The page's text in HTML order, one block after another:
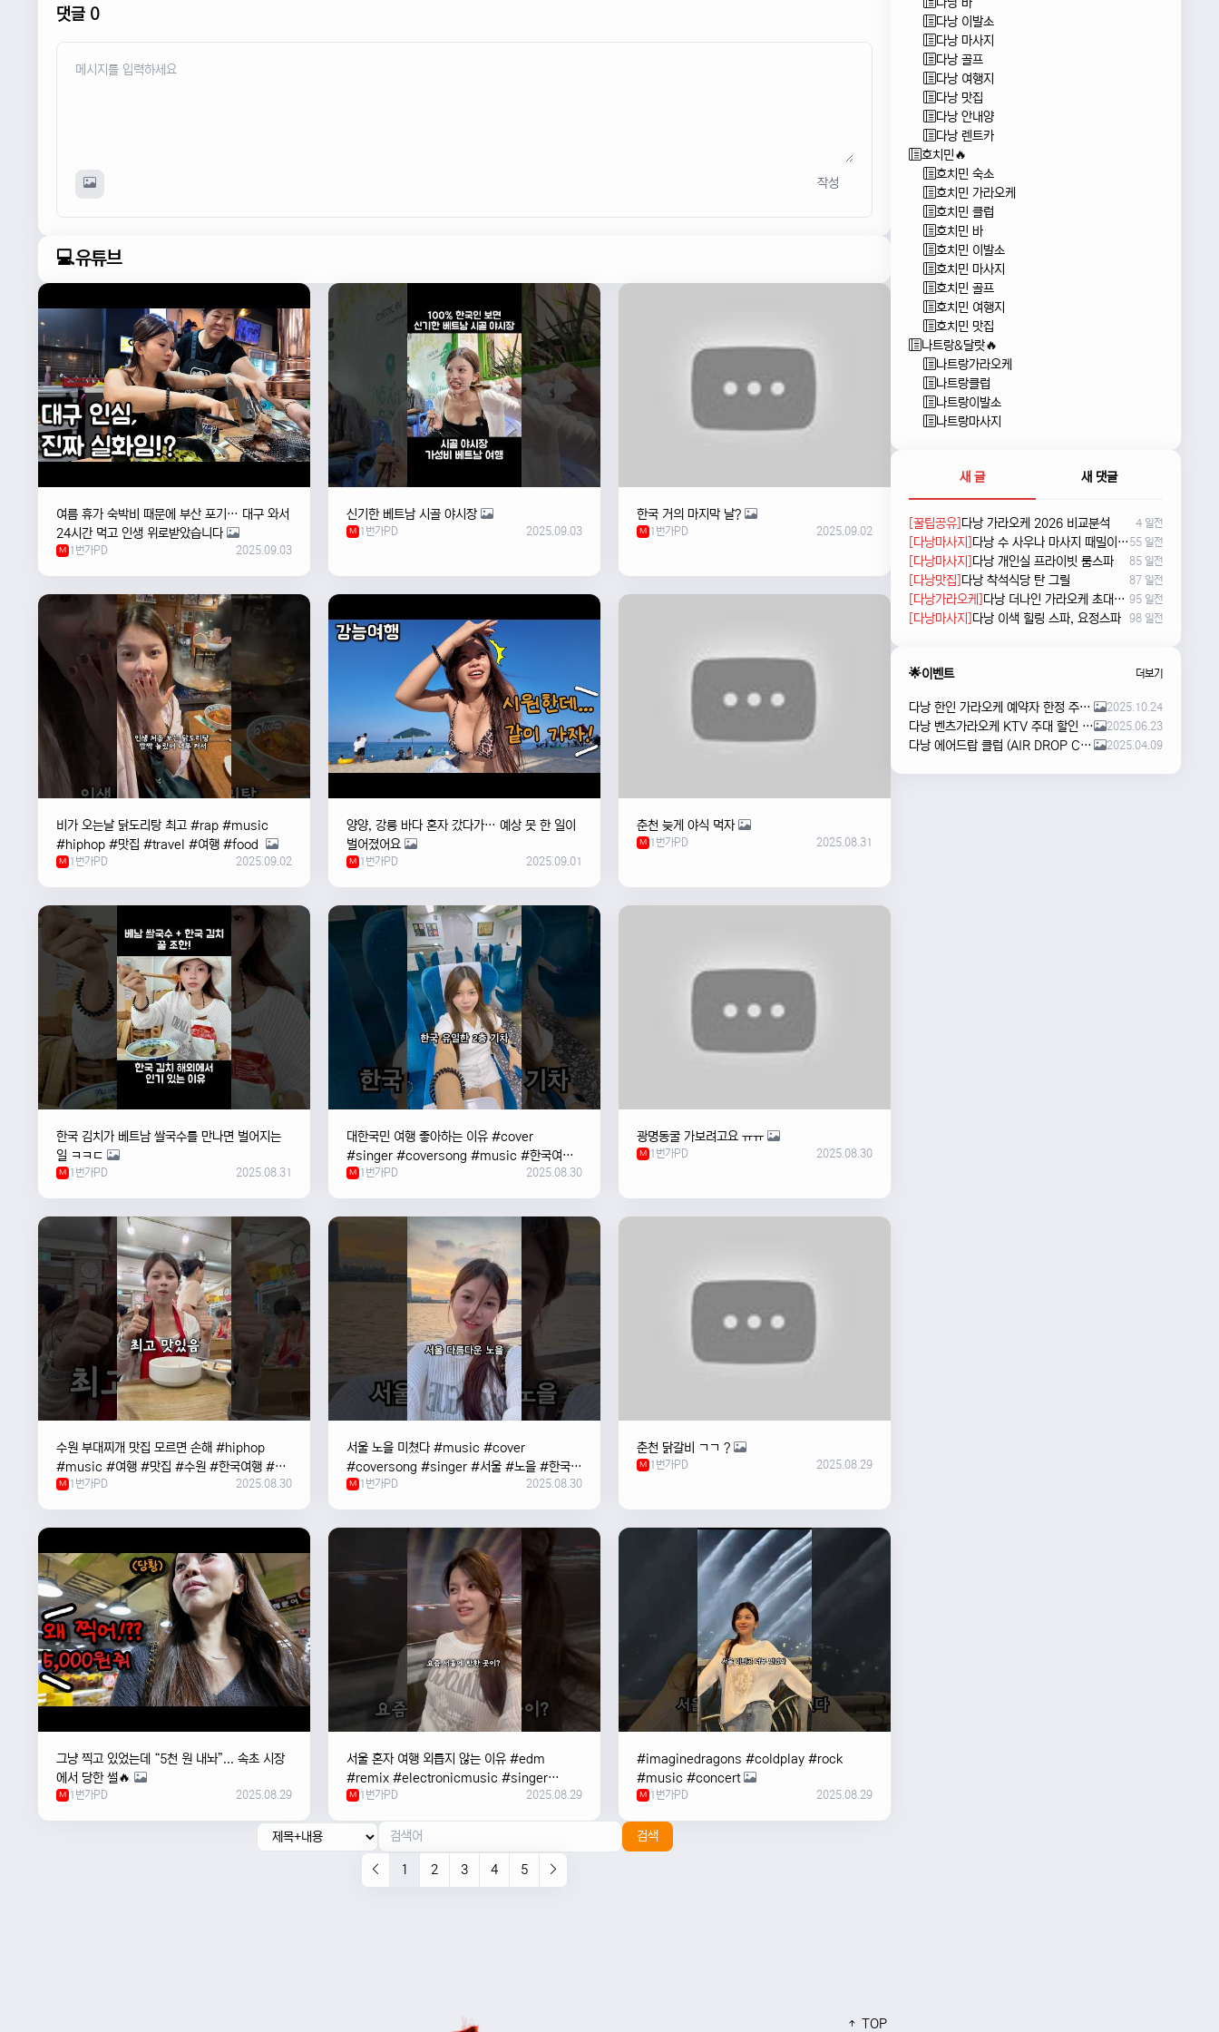
댓글 0
작성
💻유튜브
여름 휴가 숙박비 때문에 부산 포기… 대구 와서
24시간 먹고 인생 위로받았습니다
M 1번가PD 2025.09.03
신기한 베트남 시골 야시장
M 1번가PD 2025.09.03
한국 거의 마지막 날?
M 1번가PD 2025.09.02
비가 오는날 ￼닭도리탕 최고 #rap #music
#hiphop #맛집 #travel #여행 #food ￼
M 1번가PD 2025.09.02
양양, 강릉 바다 혼자 갔다가… 예상 못 한 일이
벌어졌어요
M 1번가PD 2025.09.01
춘천 늦게 야식 먹자
M 1번가PD 2025.08.31
한국 김치가 베트남 쌀국수를 만나면 벌어지는
일 ㅋㅋㄷ
M 1번가PD 2025.08.31
대한국민 여행 좋아하는 이유 #cover
#singer #coversong #music #한국여행
#한국
M 1번가PD 2025.08.30
광명동굴 가보려고요 ㅠㅠ
M 1번가PD 2025.08.30
수원 부대찌개 맛집 모르면 손해 #hiphop
#music #여행 #맛집 #수원 #한국여행 #베
트남여자 #혼자여행
M 1번가PD 2025.08.30
서울 노을 미쳤다 #music #cover
#coversong #singer #서울 #노을 #한국
#한강
M 1번가PD 2025.08.30
춘천 닭갈비 ㄱㄱ ?
M 1번가PD 2025.08.29
그냥 찍고 있었는데 “5천 원 내놔”... 속초 시장
에서 당한 썰🔥
M 1번가PD 2025.08.29
서울 혼자 여행 외릅지 않는 이유 #edm
#remix #electronicmusic #singer
#newmusic #music #여행 #trending
M 1번가PD 2025.08.29
#imaginedragons #coldplay #rock
#music #concert
M 1번가PD 2025.08.29
검색
1 2 3 4 5
다낭 이발소
다낭 마사지
다낭 골프
다낭 여행지
다낭 맛집
다낭 안내양
다낭 렌트카
호치민🔥
호치민 숙소
호치민 가라오케
호치민 클럽
호치민 바
호치민 이발소
호치민 마사지
호치민 골프
호치민 여행지
호치민 맛집
나트랑&달랏🔥
나트랑가라오케
나트랑클럽
나트랑이발소
나트랑마사지
새 글 새 댓글
[꿀팁공유] 다낭 가라오케 2026 비교분석 4 일전
[다낭마사지] 다낭 수 사우나 마사지 때밀이 및 누루 예약방법 55 일전
[다낭마사지] 다낭 개인실 프라이빗 룸스파 85 일전
[다낭맛집] 다낭 착석식당 탄 그릴 87 일전
[다낭가라오케] 다낭 더나인 가라오케 초대형 신상 karaoke 95 일전
[다낭마사지] 다낭 이색 힐링 스파, 요정스파 98 일전
🌟이벤트 더보기
다낭 한인 가라오케 예약자 한정 주류 이벤트 안내 2025.10.24
다낭 벤츠가라오케 KTV 주대 할인 해피아워 이벤트 2025.06.23
다낭 에어드랍 클럽 (AIR DROP CLUB) 오픈 이벤트!! 2025.04.09
TOP